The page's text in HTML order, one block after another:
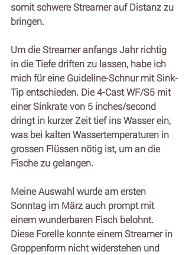
somit schwere Streamer auf Distanz zu
bringen.
Um die Streamer anfangs Jahr richtig
in die Tiefe driften zu lassen, habe ich
mich für eine Guideline-Schnur mit Sink-
Tip entschieden. Die 4-Cast WF/S5 mit
einer Sinkrate von 5 inches/second
dringt in kurzer Zeit tief ins Wasser ein,
was bei kalten Wassertemperaturen in
grossen Flüssen nötig ist, um an die
Fische zu gelangen.
Meine Auswahl wurde am ersten
Sonntag im März auch prompt mit
einem wunderbaren Fisch belohnt.
Diese Forelle konnte einem Streamer in
Groppenform nicht widerstehen und